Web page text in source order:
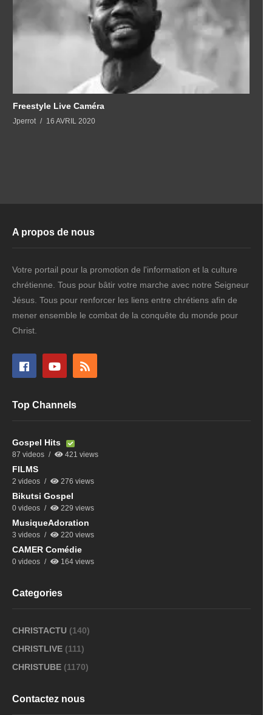
Freestyle Live Caméra
Jperrot 16 AVRIL 2020
A propos de nous
Votre portail pour la promotion de l'information et la culture
chrétienne. Tous pour bâtir votre marche avec notre Seigneur
Jésus. Tous pour renforcer les liens entre chrétiens afin de
mener ensemble le combat de la conquête du monde pour
Christ.
Top Channels
Gospel Hits
87 videos 421 views
FILMS
2 videos 276 views
Bikutsi Gospel
0 videos 229 views
MusiqueAdoration
3 videos 220 views
CAMER Comédie
0 videos 164 views
Categories
CHRISTACTU (140)
CHRISTLIVE (111)
CHRISTUBE (1170)
Contactez nous